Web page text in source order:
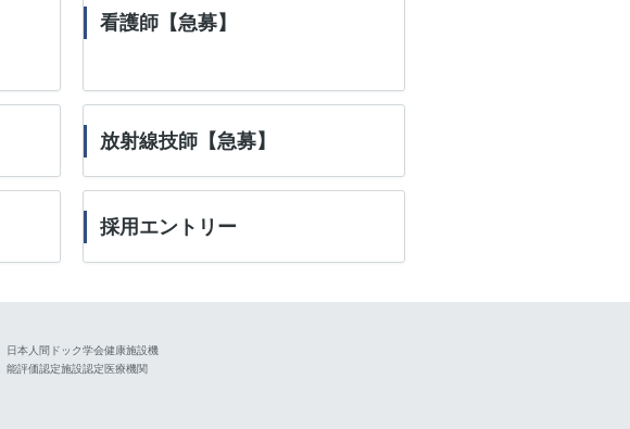
看護師【急募】
放射線技師【急募】
採用エントリー
日本人間ドック学会健康施設機
能評価認定施設認定医療機関